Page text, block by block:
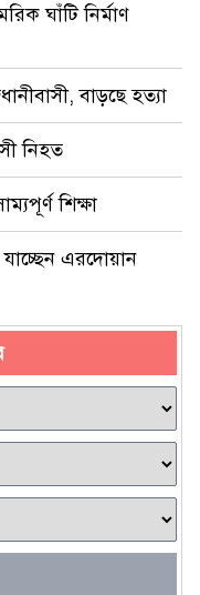
ঘাঁটি নির্মাণ
বাড়ছে হত্যা
নিহত
শিক্ষা
যাচ্ছেন এরদোয়ান